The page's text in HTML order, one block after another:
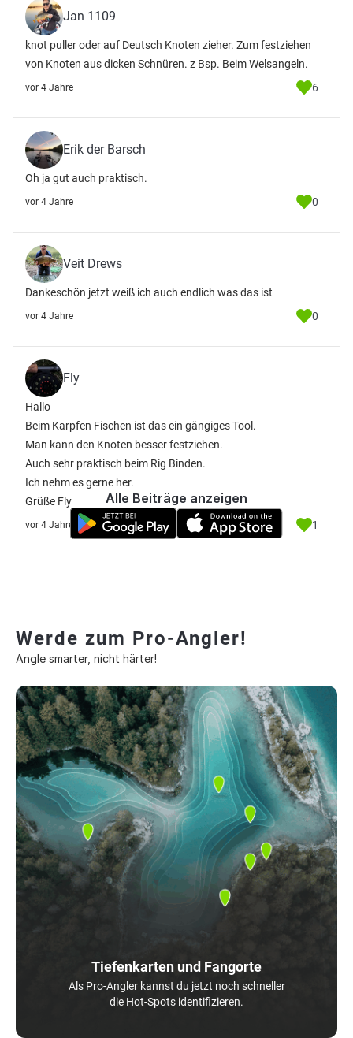
Jan 1109
knot puller oder auf Deutsch Knoten zieher. Zum festziehen
von Knoten aus dicken Schnüren. z Bsp. Beim Welsangeln.
vor 4 Jahre 6
Erik der Barsch
Oh ja gut auch praktisch.
vor 4 Jahre 0
Veit Drews
Dankeschön jetzt weiß ich auch endlich was das ist
vor 4 Jahre 0
Fly
Hallo
Beim Karpfen Fischen ist das ein gängiges Tool.
Man kann den Knoten besser festziehen.
Auch sehr praktisch beim Rig Binden.
Ich nehm es gerne her.
Grüße Fly
vor 4 Jahre 1
Alle Beiträge anzeigen
Werde zum Pro-Angler!
Angle smarter, nicht härter!
Tiefenkarten und Fangorte
Als Pro-Angler kannst du jetzt noch schneller
die Hot-Spots identifizieren.